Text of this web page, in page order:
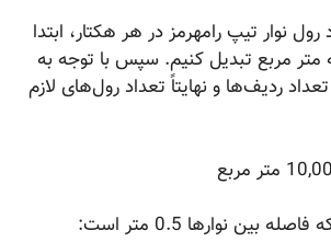
نوار تیپ رامهرمز در هر هکتار، ابتدا
مربع تبدیل کنیم. سپس با توجه به
ردیف‌ها و نهایتاً تعداد رول‌های لازم
نوارها 0.5 متر است: